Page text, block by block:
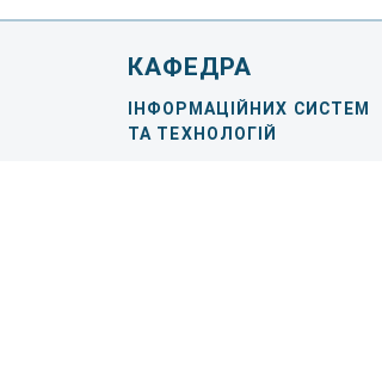
КАФЕДРА
ІНФОРМАЦІЙНИХ СИСТЕМ
ТА ТЕХНОЛОГІЙ